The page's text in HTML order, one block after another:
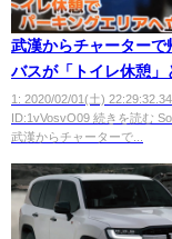
武漢からチャーターで
バスが「トイレ休憩」
ングエリアに立ち寄っ
1: 2020/02/01(土) 22:29:32.34
ID:1vVosvO09 続きを読む
武漢からチャーターで...